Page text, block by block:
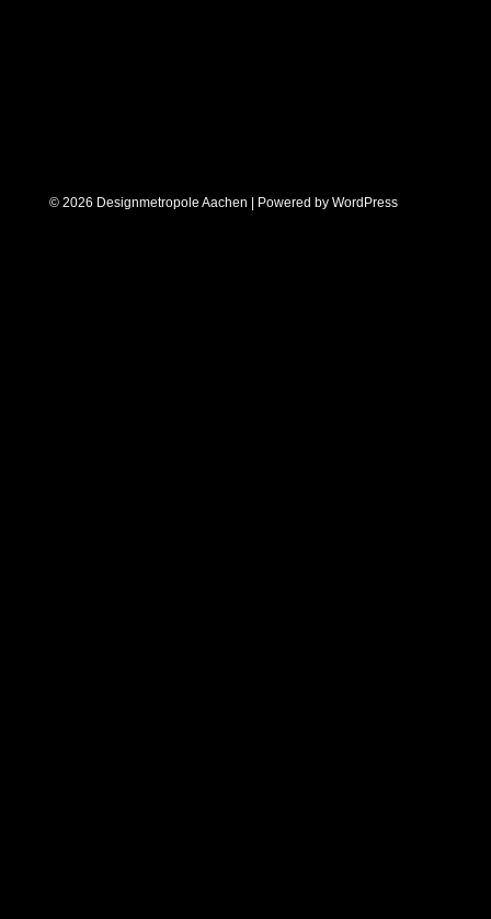
© 2026 Designmetropole Aachen | Powered by WordPress